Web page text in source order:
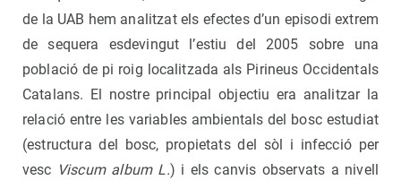
de la UAB hem analitzat els efectes d’un episodi extrem
de sequera esdevingut l’estiu del 2005 sobre una
població de pi roig localitzada als Pirineus Occidentals
Catalans. El nostre principal objectiu era analitzar la
relació entre les variables ambientals del bosc estudiat
(estructura del bosc, propietats del sòl i infecció per
vesc Viscum album L.) i els canvis observats a nivell